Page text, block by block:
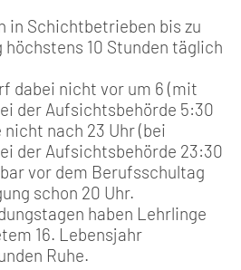
in Schichtbetrieben bis zu
höchstens 10 Stunden täglich
dabei nicht vor um 6 (mit
der Aufsichtsbehörde 5:30
nach 23 Uhr (bei
der Aufsichtsbehörde 23:30
vor dem Berufsschultag
schon 20 Uhr.
haben Lehrlinge
16. Lebensjahr
Ruhe.